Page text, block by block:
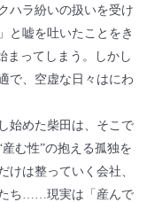
ハラ紛いの扱いを受け
と嘘を吐いたことをき
まってしまう。しかし
で、空虚な日々はにわ
始めた柴田は、そこで
む性”の抱える孤独を
けは整っていく会社、
ち……現実は「産んで